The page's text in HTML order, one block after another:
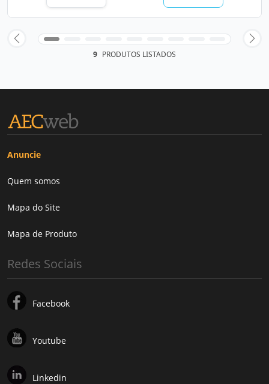
9 PRODUTOS LISTADOS
Anuncie
Quem somos
Mapa do Site
Mapa de Produto
Redes Sociais
Facebook
Youtube
Linkedin